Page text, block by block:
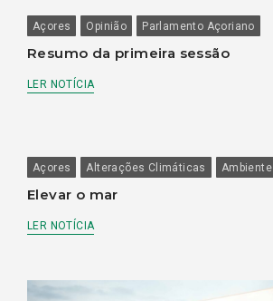
Açores Opinião Parlamento Açoriano
Resumo da primeira sessão
LER NOTÍCIA
Açores Alterações Climáticas Ambiente
Elevar o mar
LER NOTÍCIA